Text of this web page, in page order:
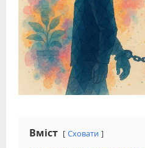
Вміст Сховати